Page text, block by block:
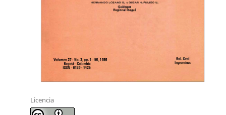
Licencia